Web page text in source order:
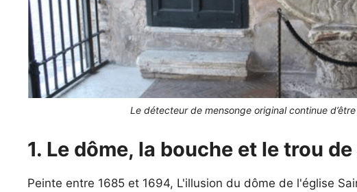
Le détecteur de mensonge original continue
1. Le dôme, la bouche et le trou
Peinte entre 1685 et 1694, L'illusion du dôme de l'église